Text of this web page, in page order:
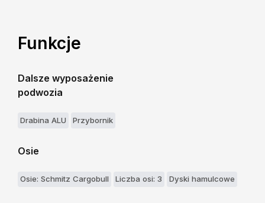
Funkcje
Dalsze wyposażenie
podwozia
Drabina ALU Przybornik
Osie
Osie: Schmitz Cargobull Liczba osi: 3 Dyski hamulcowe